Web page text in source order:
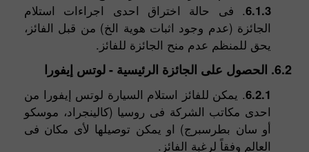
6.1.3. فى حالة اختراق احدى اجراءات استلام
الجائزة (عدم وجود اثبات هوية الخ) من قبل الفائز،
يحق للمنظم عدم منح الجائزة للفائز.
6.2. الحصول على الجائزة الرئيسية - لوتس إيفورا
6.2.1. يمكن للفائز استلام السيارة لوتس إيفورا من
احدى مكاتب الشركة فى روسيا (كالينجراد، موسكو
أو سان بطرسبرج) او يمكن توصيلها لأى مكان فى
العالم وفقاً لرغبة الفائز.